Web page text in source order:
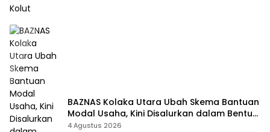
BAZNAS Kolaka Utara Ubah Skema Bantuan
Modal Usaha, Kini Disalurkan dalam Bentuk
Barang Senilai Rp419,5 Juta
4 Agustus 2026